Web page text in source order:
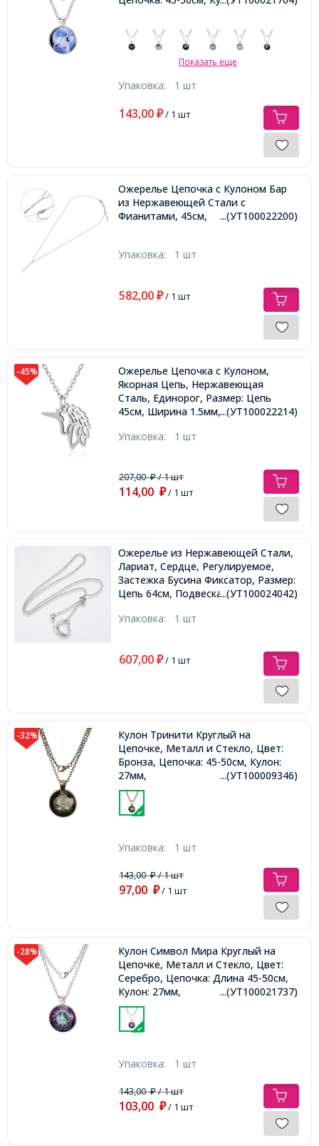
Показать еще
Упаковка: 1 шт
143,00 ₽/ 1 шт
Ожерелье Цепочка с Кулоном Бар
из Нержавеющей Стали с
Фианитами, 45см,
...(УТ100022200)
Упаковка: 1 шт
582,00 ₽/ 1 шт
-45%
Ожерелье Цепочка с Кулоном,
Якорная Цепь, Нержавеющая
Сталь, Единорог, Размер: Цепь
45см, Ширина 1.5мм, Кулон:...(УТ100022214)
Упаковка: 1 шт
207,00₽/ 1 шт
114,00 ₽/ 1 шт
Ожерелье из Нержавеющей Стали,
Лариат, Сердце, Регулируемое,
Застежка Бусина Фиксатор, Размер:
Цепь 64см, Подвеска:...(УТ100024042)
Упаковка: 1 шт
607,00 ₽/ 1 шт
-32%
Кулон Тринити Круглый на
Цепочке, Металл и Стекло, Цвет:
Бронза, Цепочка: 45-50см, Кулон:
27мм,
...(УТ100009346)
Упаковка: 1 шт
143,00₽/ 1 шт
97,00 ₽/ 1 шт
-28%
Кулон Символ Мира Круглый на
Цепочке, Металл и Стекло, Цвет:
Серебро, Цепочка: Длина 45-50см,
Кулон: 27мм,
...(УТ100021737)
Упаковка: 1 шт
143,00₽/ 1 шт
103,00 ₽/ 1 шт